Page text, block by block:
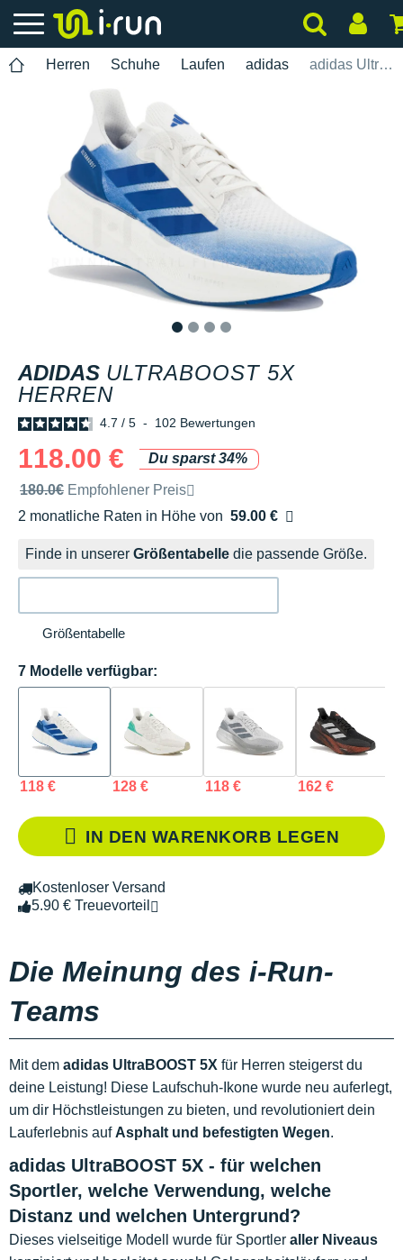
Herren Schuhe Laufen adidas adidas UltraBOOST 5X Herren
ADIDAS ULTRABOOST 5X
HERREN
4.7 / 5 - 102 Bewertungen
118.00 €
Du sparst 34%
Unverbindliche Preisempfehlung der Marke
180.0€ Empfohlener Preis
2 monatliche Raten in Höhe von 59.00 €
Ohne Zusatzkosten
Finde in unserer Größentabelle die passende Größe.
Größentabelle
7 Modelle verfügbar:
118 € 128 € 118 € 162 €
IN DEN WARENKORB LEGEN
Kostenloser Versand
5.90 € Treuevorteil
Die Meinung des i-Run-
Teams
Mit dem adidas UltraBOOST 5X für Herren steigerst du
deine Leistung! Diese Laufschuh-Ikone wurde neu auferlegt,
um dir Höchstleistungen zu bieten, und revolutioniert dein
Lauferlebnis auf Asphalt und befestigten Wegen.
adidas UltraBOOST 5X - für welchen
Sportler, welche Verwendung, welche
Distanz und welchen Untergrund?
Dieses vielseitige Modell wurde für Sportler aller Niveaus